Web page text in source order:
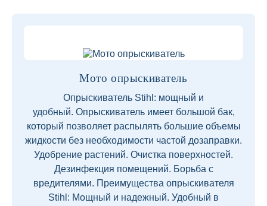
Мото опрыскиватель
Опрыскиватель Stihl: мощный и
удобный. Опрыскиватель имеет большой бак,
который позволяет распылять большие объемы
жидкости без необходимости частой дозаправки.
Удобрение растений. Очистка поверхностей.
Дезинфекция помещений. Борьба с
вредителями. Преимущества опрыскивателя
Stihl: Мощный и надежный. Удобный в